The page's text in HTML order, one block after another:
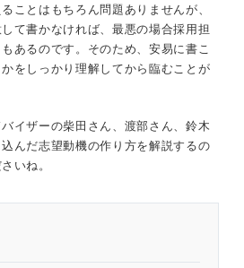
ことはもちろん問題ありませんが、
て書かなければ、最悪の場合採用担
あるのです。そのため、安易に書こ
をしっかり理解してから臨むことが
イザーの柴田さん、渡部さん、鈴木
んだ志望動機の作り方を解説するの
いね。